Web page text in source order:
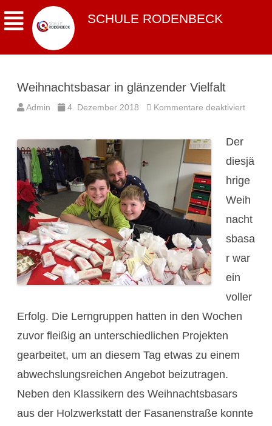
SCHULE RODENBECK
Weihnachtsbasar in glänzender Vielfalt
Admin 4. Dezember 2018 Kommentare deaktiviertfür
Der
diesjä
hrige
Weih
nacht
sbasa
r war
ein
voller
Erfolg. Die Lerngruppen hatten in den Wochen
zuvor fleißig an unterschiedlichen Projekten
gearbeitet, um an diesem Tag etwas zu einem
abwechslungsreichen Angebot beizutragen.
Neben den Klassikern des Weihnachtsbasars
aus der Holzwerkstatt der Fasanenstraße konnte